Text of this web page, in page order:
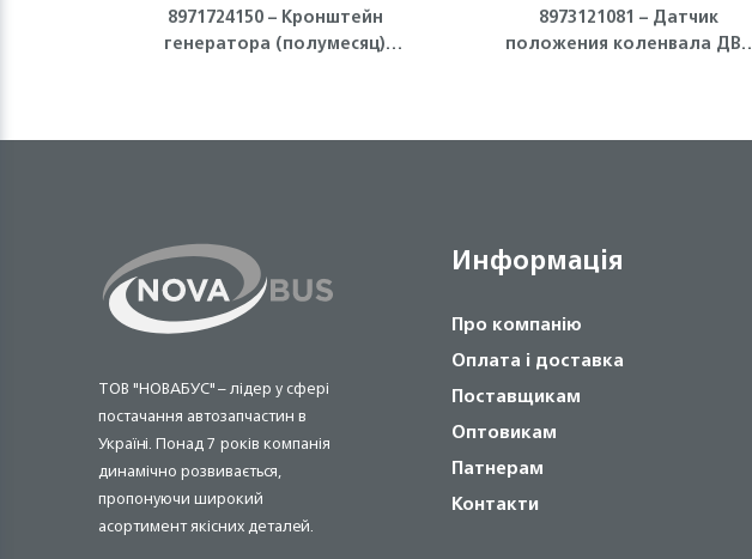
8971724150 – Кронштейн
генератора (полумесяц)
8973121081 – Датчик
положения коленвала ДВС
ТОВ "НОВАБУС" – лідер у сфері
постачання автозапчастин в
Україні. Понад 7 років компанія
динамічно розвивається,
пропонуючи широкий
асортимент якісних деталей.
Информація
Про компанію
Оплата і доставка
Поставщикам
Оптовикам
Патнерам
Контакти